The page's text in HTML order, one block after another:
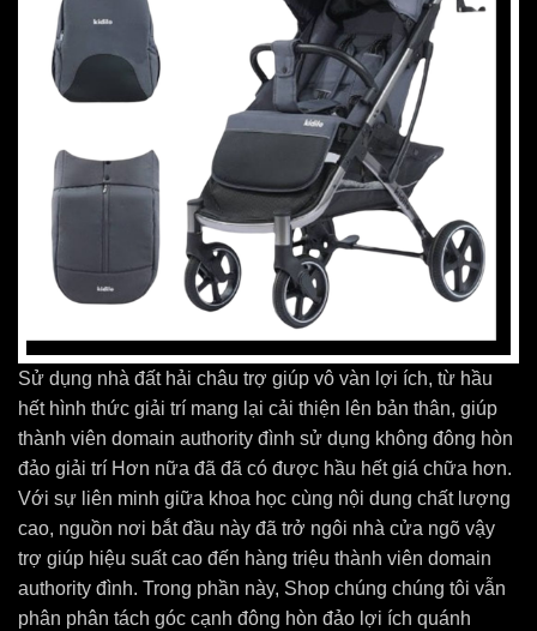
Sử dụng nhà đất hải châu trợ giúp vô vàn lợi ích, từ hầu
hết hình thức giải trí mang lại cải thiện lên bản thân, giúp
thành viên domain authority đình sử dụng không đông hòn
đảo giải trí Hơn nữa đã đã có được hầu hết giá chữa hơn.
Với sự liên minh giữa khoa học cùng nội dung chất lượng
cao, nguồn nơi bắt đầu này đã trở ngôi nhà cửa ngõ vậy
trợ giúp hiệu suất cao đến hàng triệu thành viên domain
authority đình. Trong phần này, Shop chúng chúng tôi vẫn
phân phân tách góc cạnh đông hòn đảo lợi ích quánh